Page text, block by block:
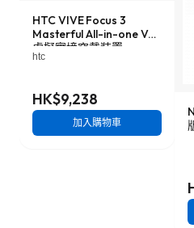
HTC VIVE Focus 3
Masterful All-in-one VR
虛擬實境穿戴裝置
htc
HK$9,238
加入購物車